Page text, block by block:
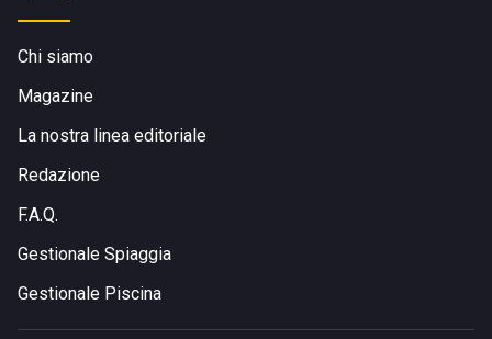
Chi siamo
Magazine
La nostra linea editoriale
Redazione
F.A.Q.
Gestionale Spiaggia
Gestionale Piscina